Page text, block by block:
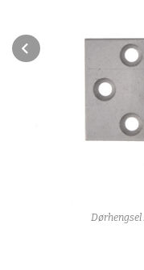
Dørhengsel
Prev